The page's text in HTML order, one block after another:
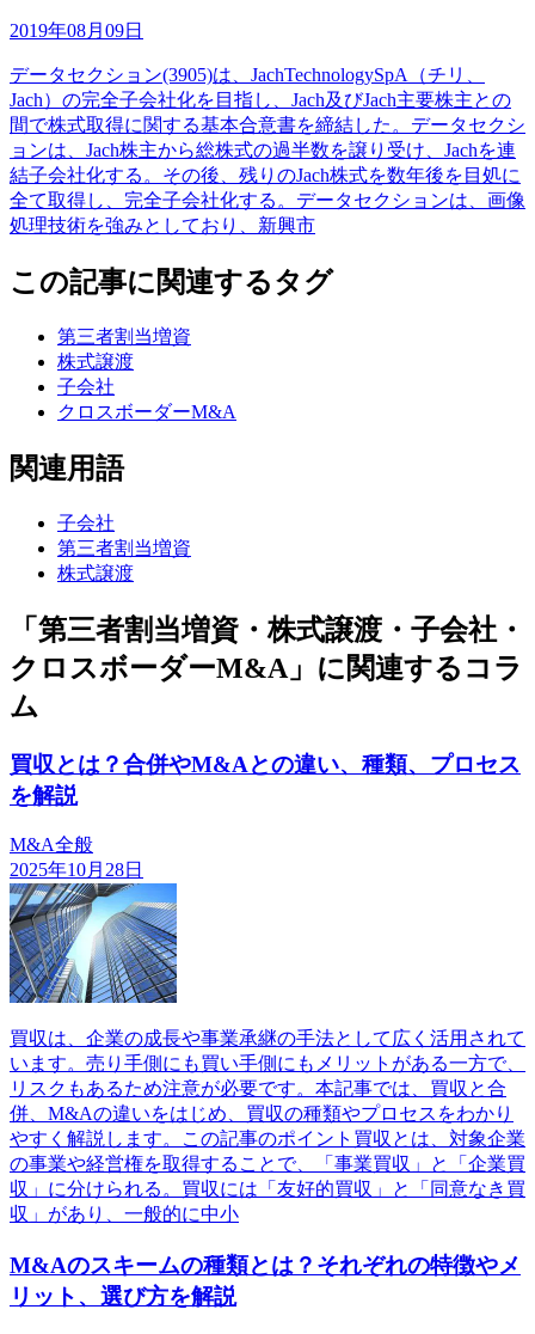
2019年08月09日
データセクション(3905)は、JachTechnologySpA（チリ、
Jach）の完全子会社化を目指し、Jach及びJach主要株主との
間で株式取得に関する基本合意書を締結した。データセクシ
ョンは、Jach株主から総株式の過半数を譲り受け、Jachを連
結子会社化する。その後、残りのJach株式を数年後を目処に
全て取得し、完全子会社化する。データセクションは、画像
処理技術を強みとしており、新興市
この記事に関連するタグ
第三者割当増資
株式譲渡
子会社
クロスボーダーM&A
関連用語
子会社
第三者割当増資
株式譲渡
「第三者割当増資・株式譲渡・子会社・
クロスボーダーM&A」に関連するコラ
ム
買収とは？合併やM&Aとの違い、種類、プロセス
を解説
M&A全般
2025年10月28日
買収は、企業の成長や事業承継の手法として広く活用されて
います。売り手側にも買い手側にもメリットがある一方で、
リスクもあるため注意が必要です。本記事では、買収と合
併、M&Aの違いをはじめ、買収の種類やプロセスをわかり
やすく解説します。この記事のポイント買収とは、対象企業
の事業や経営権を取得することで、「事業買収」と「企業買
収」に分けられる。買収には「友好的買収」と「同意なき買
収」があり、一般的に中小
M&Aのスキームの種類とは？それぞれの特徴やメ
リット、選び方を解説